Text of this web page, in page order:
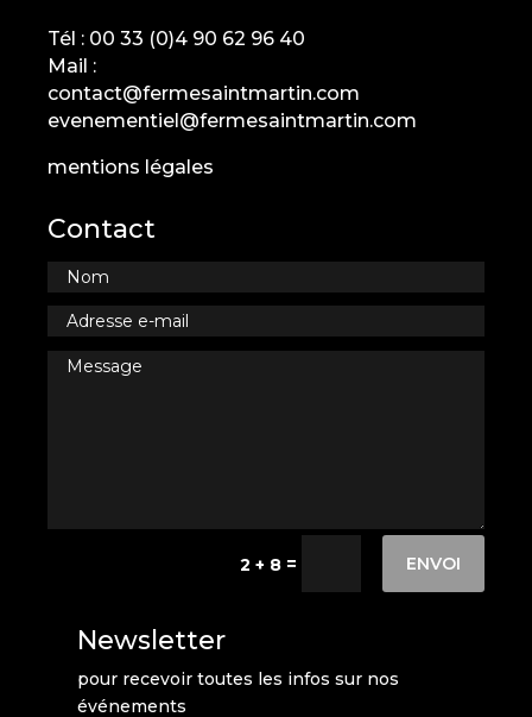
Tél : 00 33 (0)4 90 62 96 40
Mail :
contact@fermesaintmartin.com
evenementiel@fermesaintmartin.com
mentions légales
Contact
2 + 8 = ENVOI
Newsletter
pour recevoir toutes les infos sur nos
événements